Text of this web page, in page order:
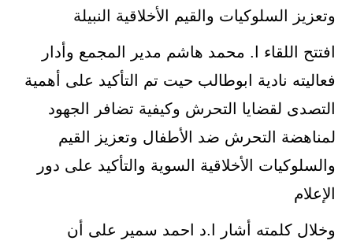
وتعزيز السلوكيات والقيم الأخلاقية النبيلة
افتتح اللقاء ا. محمد هاشم مدير المجمع وأدار
فعاليته نادية ابوطالب حيت تم التأكيد على أهمية
التصدى لقضايا التحرش وكيفية تضافر الجهود
لمناهضة التحرش ضد الأطفال وتعزيز القيم
والسلوكيات الأخلاقية السوية والتأكيد على دور
الإعلام
وخلال كلمته أشار ا.د احمد سمير على أن